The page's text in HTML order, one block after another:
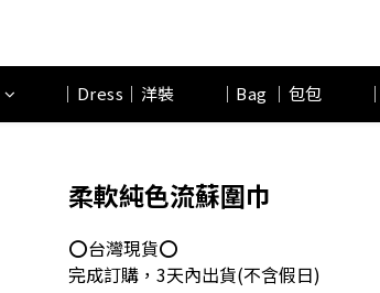
｜Dress｜洋裝 ｜Bag ｜包包
柔軟純色流蘇圍巾
⭕台灣現貨⭕
完成訂購，3天內出貨(不含假日)